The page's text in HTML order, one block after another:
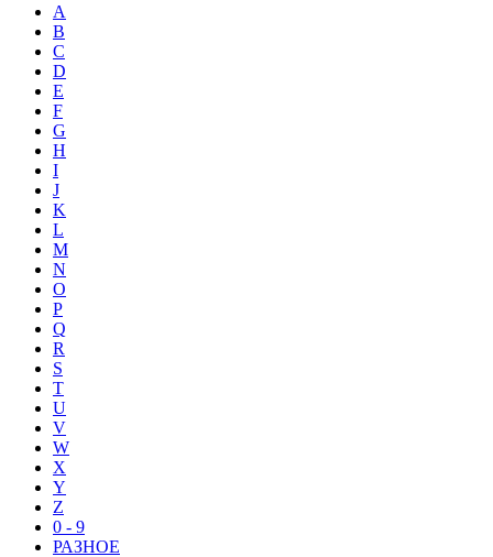
A
B
C
D
E
F
G
H
I
J
K
L
M
N
O
P
Q
R
S
T
U
V
W
X
Y
Z
0 - 9
РАЗНОЕ